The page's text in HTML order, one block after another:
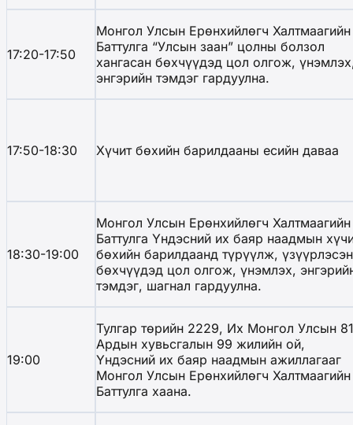
17:20-17:50
Монгол Улсын Ерөнхийлөгч Халтмаагийн
Баттулга “Улсын заан” цолны болзол
хангасан бөхчүүдэд цол олгож,
энгэрийн тэмдэг гардуулна.
17:50-18:30 Хүчит бөхийн барилдааны есийн даваа
18:30-19:00
Монгол Улсын Ерөнхийлөгч Халтмаагийн
Баттулга Үндэсний их баяр наадмын
бөхийн барилдаанд түрүүлж, үзүүрлэсэн
бөхчүүдэд цол олгож, үнэмлэх,
тэмдэг, шагнал гардуулна.
19:00
Тулгар төрийн 2229, Их Монгол Улсын
Ардын хувьсгалын 99 жилийн ой,
Үндэсний их баяр наадмын ажиллагааг
Монгол Улсын Ерөнхийлөгч Халтмаагийн
Баттулга хаана.